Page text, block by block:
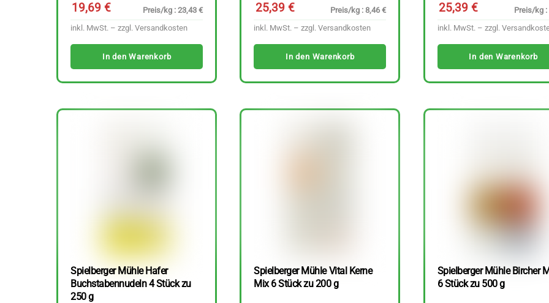
19,69€
Preis/kg : 23,43 €
inkl. MwSt. – zzgl. Versandkosten
In den Warenkorb
25,39 €
Preis/kg : 8,46 €
inkl. MwSt. – zzgl.Versandkosten
In den Warenkorb
25,39 €
Preis/kg :
inkl. MwSt. – zzgl.
In den Warenkorb
Spielberger Mühle Hafer
Buchstabennudeln 4 Stück zu
250 g
Spielberger Mühle Vital Kerne
Mix 6 Stück zu 200 g
Spielberger Mühle Bircher
6 Stück zu 500 g